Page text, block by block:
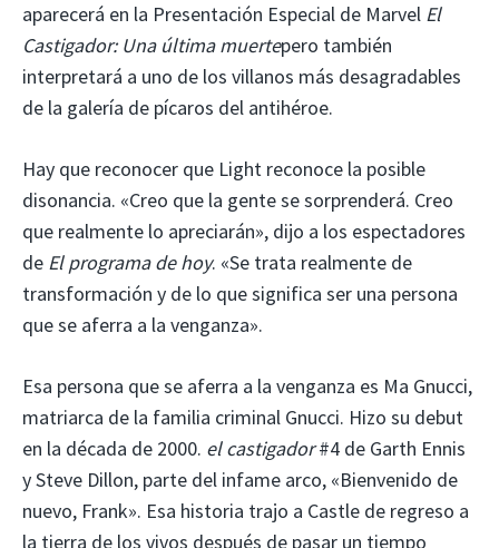
aparecerá en la Presentación Especial de Marvel El
Castigador: Una última muertepero también
interpretará a uno de los villanos más desagradables
de la galería de pícaros del antihéroe.
Hay que reconocer que Light reconoce la posible
disonancia. «Creo que la gente se sorprenderá. Creo
que realmente lo apreciarán», dijo a los espectadores
de El programa de hoy. «Se trata realmente de
transformación y de lo que significa ser una persona
que se aferra a la venganza».
Esa persona que se aferra a la venganza es Ma Gnucci,
matriarca de la familia criminal Gnucci. Hizo su debut
en la década de 2000. el castigador#4 de Garth Ennis
y Steve Dillon, parte del infame arco, «Bienvenido de
nuevo, Frank». Esa historia trajo a Castle de regreso a
la tierra de los vivos después de pasar un tiempo